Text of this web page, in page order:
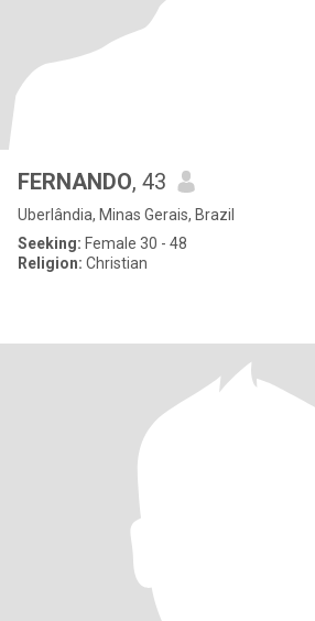
FERNANDO, 43
Uberlândia, Minas Gerais, Brazil
Seeking: Female 30 - 48
Religion: Christian